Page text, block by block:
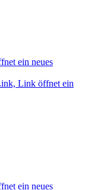
ein neues
Link öffnet ein
ein neues